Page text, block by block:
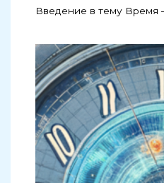
Введение в тему Время